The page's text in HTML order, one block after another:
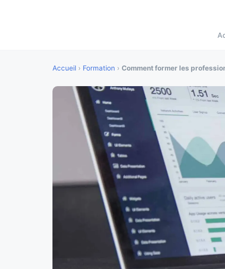
Accueil › Formation › Comment former les